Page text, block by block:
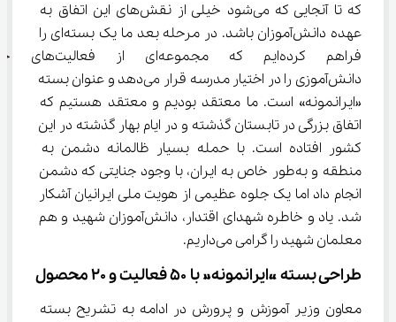
که تا آنجایی که می‌شود خیلی از نقش‌های این اتفاق به
عهده دانش‌آموزان باشد. در مرحله بعد ما یک بسته‌ای را
فراهم کرده‌ایم که مجموعه‌ای
دانش‌آموزی را در اختیار مدرسه قرار می‌دهد و عنوان بسته
«ایرانمونه» است. ما معتقد بودیم و معتقد هستیم که
اتفاق بزرگی در تابستان گذشته و در ایام بهار گذشته در این
کشور افتاده است. با حمله بسیار ظالمانه دشمن به
منطقه و به‌طور خاص به ایران، با وجود جنایتی که دشمن
انجام داد اما یک جلوه عظیمی از هویت ملی ایرانیان آشکار
شد. یاد و خاطره شهدای اقتدار، دانش‌آموزان شهید و هم
معلمان شهید را گرامی می‌داریم.
طراحی بسته «ایرانمونه» با ۵۰ فعالیت و ۲۰ محصول
معاون وزیر آموزش و پرورش در ادامه به تشریح بسته